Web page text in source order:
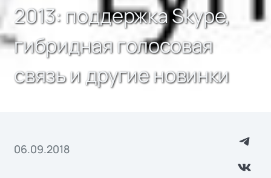
2013: поддержка Skype,
гибридная голосовая
связь и другие новинки
06.09.2018